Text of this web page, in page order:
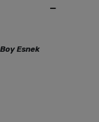
Esnek